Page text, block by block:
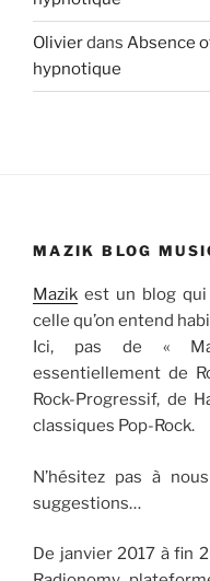
Olivierdans Absence
hypnotique
MAZIK BLOG
Mazik est un blog
celle qu’on entend
Ici, pas de «
essentiellement de
Rock-Progressif, de
classiques Pop-Rock.
N’hésitez pas à
suggestions…
De janvier 2017 à fin